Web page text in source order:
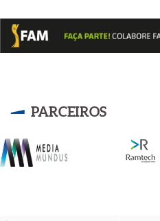
PARCEIROS